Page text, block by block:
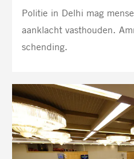
Politie in Delhi mag
aanklacht vasthouden.
schending.